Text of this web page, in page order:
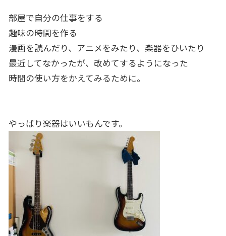
部屋で自分の仕事をする
趣味の時間を作る
漫画を読んだり、アニメをみたり、楽器をひいたり
最近してなかったが、改めてするようになった
時間の使い方をかえてみるために。
やっぱり楽器はいいもんです。